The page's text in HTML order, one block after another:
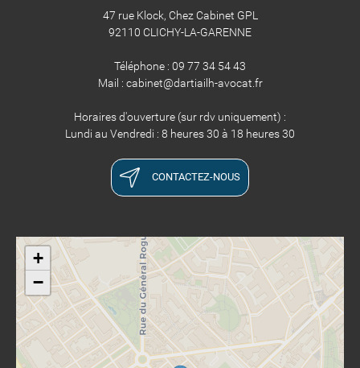
47 rue Klock, Chez Cabinet GPL
92110 CLICHY-LA-GARENNE
Téléphone : 09 77 34 54 43
​​​​​​​Mail : cabinet@dartiailh-avocat.fr
Horaires d'ouverture (sur rdv uniquement) :
Lundi au Vendredi : 8 heures 30 à 18 heures 30
CONTACTEZ-NOUS
+
−